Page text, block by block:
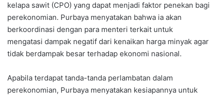
kelapa sawit (CPO) yang dapat menjadi faktor penekan bagi
perekonomian. Purbaya menyatakan bahwa ia akan
berkoordinasi dengan para menteri terkait untuk
mengatasi dampak negatif dari kenaikan harga minyak agar
tidak berdampak besar terhadap ekonomi nasional.
Apabila terdapat tanda-tanda perlambatan dalam
perekonomian, Purbaya menyatakan kesiapannya untuk